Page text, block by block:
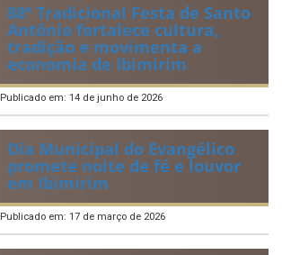
88ª Tradicional Festa de Santo
Antônio fortalece cultura,
tradição e movimenta a
economia de Ibimirim
Publicado em: 14 de junho de 2026
Dia Municipal do Evangélico
promete noite de fé e louvor
em Ibimirim
Publicado em: 17 de março de 2026